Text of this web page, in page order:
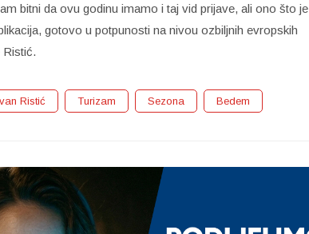
bitni da ovu godinu imamo i taj vid prijave, ali ono što je
gotovo u potpunosti na nivou ozbiljnih evropskih
Ristić.
Ristić Turizam Sezona Bedem